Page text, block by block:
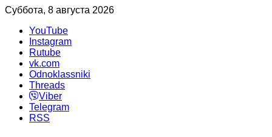
Суббота, 8 августа 2026
YouTube
Instagram
Rutube
vk.com
Odnoklassniki
Threads
Viber
Telegram
RSS